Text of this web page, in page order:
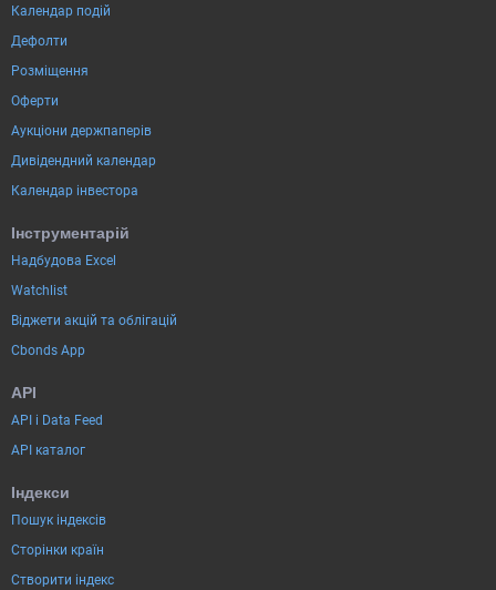
Календар подій
Дефолти
Розміщення
Оферти
Аукціони держпаперів
Дивідендний календар
Календар інвестора
Інструментарій
Надбудова Excel
Watchlist
Віджети акцій та облігацій
Cbonds App
API
API і Data Feed
API каталог
Індекси
Пошук індексів
Сторінки країн
Створити індекс